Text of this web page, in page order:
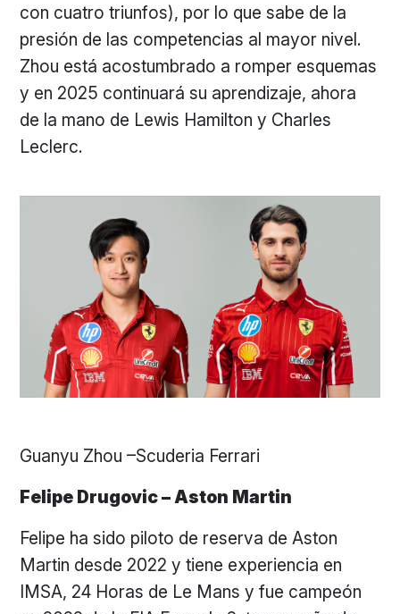
con cuatro triunfos), por lo que sabe de la
presión de las competencias al mayor nivel.
Zhou está acostumbrado a romper esquemas
y en 2025 continuará su aprendizaje, ahora
de la mano de Lewis Hamilton y Charles
Leclerc.
Guanyu Zhou –Scuderia Ferrari
Felipe Drugovic – Aston Martin
Felipe ha sido piloto de reserva de Aston
Martin desde 2022 y tiene experiencia en
IMSA, 24 Horas de Le Mans y fue campeón